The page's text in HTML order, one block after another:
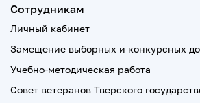
Сотрудникам
Личный кабинет
Замещение выборных и конкурсных
Учебно-методическая работа
Совет ветеранов Тверского